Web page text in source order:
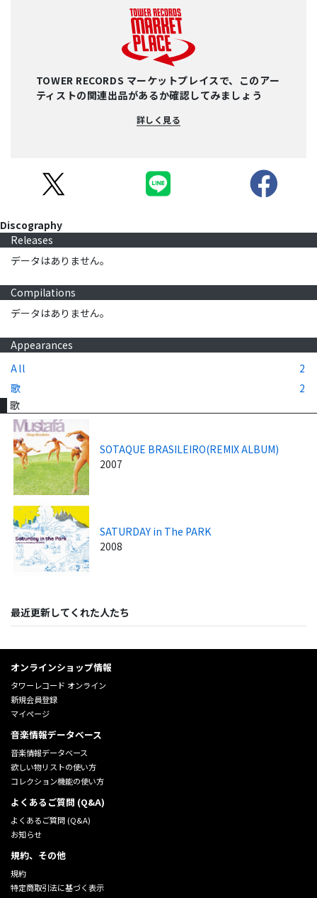
TOWER RECORDS マーケットプレイスで、このアー
ティストの関連出品があるか確認してみましょう
詳しく見る
Discography
Releases
データはありません。
Compilations
データはありません。
Appearances
All
2
歌
2
歌
SOTAQUE BRASILEIRO(REMIX ALBUM)
2007
SATURDAY in The PARK
2008
最近更新してくれた人たち
オンラインショップ情報
タワーレコード オンライン
新規会員登録
マイページ
音楽情報データベース
音楽情報データベース
欲しい物リストの使い方
コレクション機能の使い方
よくあるご質問 (Q&A)
よくあるご質問 (Q&A)
お知らせ
規約、その他
規約
特定商取引法に基づく表示